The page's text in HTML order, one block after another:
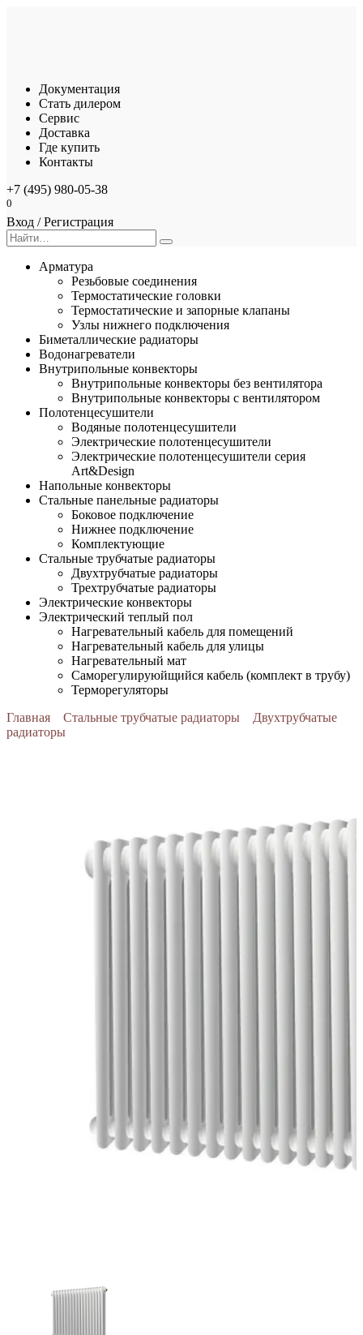
Документация
Стать дилером
Сервис
Доставка
Где купить
Контакты
+7 (495) 980-05-38
0
Вход / Регистрация
Search
for:
Арматура
Резьбовые соединения
Термостатические головки
Термостатические и запорные клапаны
Узлы нижнего подключения
Биметаллические радиаторы
Водонагреватели
Внутрипольные конвекторы
Внутрипольные конвекторы без вентилятора
Внутрипольные конвекторы с вентилятором
Полотенцесушители
Водяные полотенцесушители
Электрические полотенцесушители
Электрические полотенцесушители серия
Art&Design
Напольные конвекторы
Стальные панельные радиаторы
Боковое подключение
Нижнее подключение
Комплектующие
Стальные трубчатые радиаторы
Двухтрубчатые радиаторы
Трехтрубчатые радиаторы
Электрические конвекторы
Электрический теплый пол
Нагревательный кабель для помещений
Нагревательный кабель для улицы
Нагревательный мат
Cаморегулируюйщийся кабель (комплект в трубу)
Терморегуляторы
Главная
Стальные трубчатые радиаторы
Двухтрубчатые
радиаторы